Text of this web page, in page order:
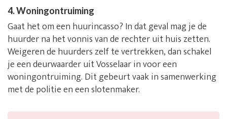
4. Woningontruiming
Gaat het om een huurincasso? In dat geval mag je de
huurder na het vonnis van de rechter uit huis zetten.
Weigeren de huurders zelf te vertrekken, dan schakel
je een deurwaarder uit Vosselaar in voor een
woningontruiming. Dit gebeurt vaak in samenwerking
met de politie en een slotenmaker.